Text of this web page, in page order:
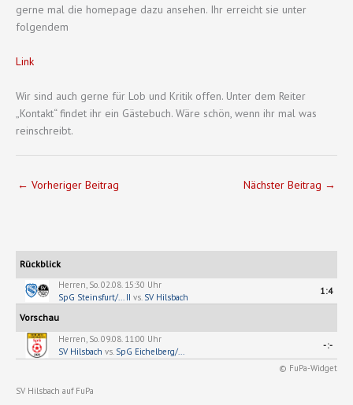
gerne mal die homepage dazu ansehen. Ihr erreicht sie unter
folgendem
Link
Wir sind auch gerne für Lob und Kritik offen. Unter dem Reiter
„Kontakt“ findet ihr ein Gästebuch. Wäre schön, wenn ihr mal was
reinschreibt.
← Vorheriger Beitrag Nächster Beitrag →
Rückblick
Herren, So. 02.08. 15:30 Uhr
SpG Steinsfurt/... II vs. SV Hilsbach
1:4
Vorschau
Herren, So. 09.08. 11:00 Uhr
SV Hilsbach vs. SpG Eichelberg/...
-:-
© FuPa-Widget
SV Hilsbach auf FuPa